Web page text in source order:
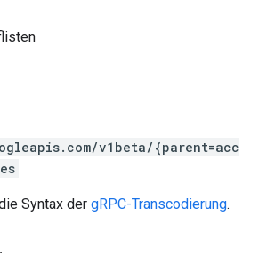
v1beta/{parent=acc
Syntax der gRPC-Transcodierung.